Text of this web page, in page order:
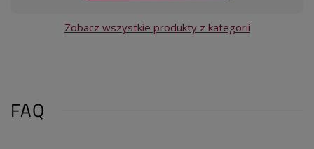
Zobacz wszystkie produkty z kategorii
FAQ